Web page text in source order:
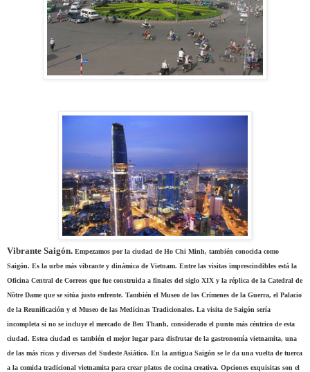
Vibrante Saigón. Empezamos por la ciudad de Ho Chi Minh, también conocida como
Saigón. Es la urbe más vibrante y dinámica de Vietnam. Entre las visitas imprescindibles está la
Oficina Central de Correos que fue construida a finales del siglo XIX y la réplica de la Catedral de
Nôtre Dame que se sitúa justo enfrente. También el Museo de los Crímenes de la Guerra, el Palacio
de la Reunificación y el Museo de las Medicinas Tradicionales. La visita de Saigón sería
incompleta si no se incluye el mercado de Ben Thanh, considerado el punto más céntrico de esta
ciudad. Estea ciudad es también el mejor lugar para disfrutar de la gastronomía vietnamita, una
de las más ricas y diversas del Sudeste Asiático. En la antigua Saigón se le da una vuelta de tuerca
a la comida tradicional vietnamita para crear platos de cocina creativa. Opciones exquisitas son el